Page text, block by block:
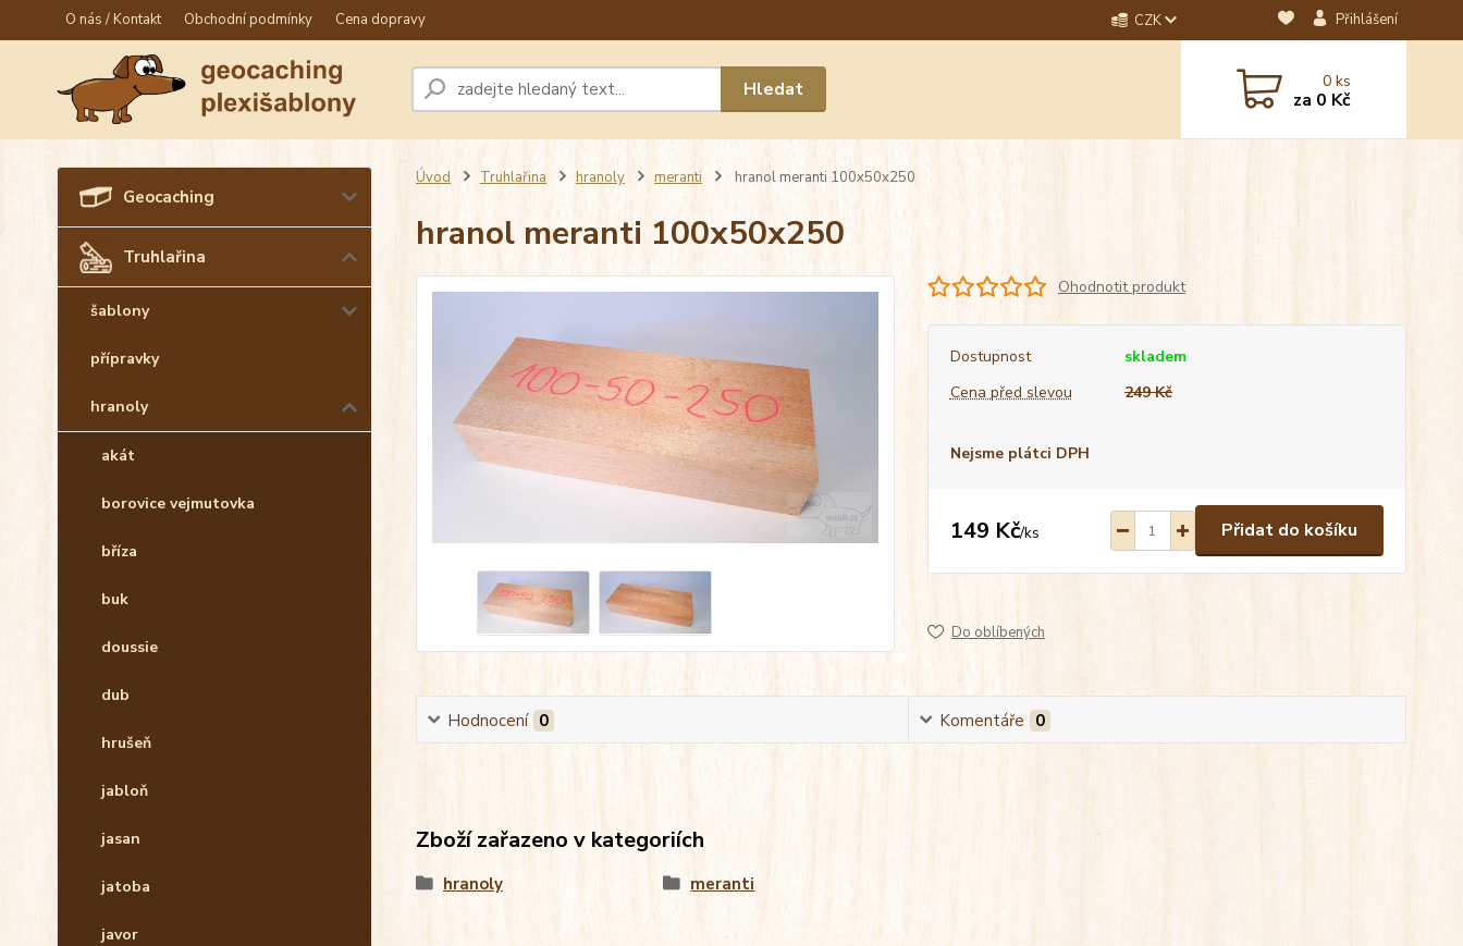
O nás / Kontakt Obchodní podmínky Cena dopravy CZK Přihlášení
Hledat 0ks
za 0 Kč
Geocaching
Truhlařina
šablony
přípravky
hranoly
akát
borovice vejmutovka
bříza
buk
doussie
dub
hrušeň
jabloň
jasan
jatoba
javor
Úvod Truhlařina hranoly meranti hranol meranti 100x50x250
hranol meranti 100x50x250
Ohodnotit produkt
Dostupnost
skladem
Cena před slevou
249 Kč
Nejsme plátci DPH
149 Kč/ks Přidat do košíku
Do oblíbených
Hodnocení 0 Komentáře 0
Zboží zařazeno v kategoriích
hranoly meranti